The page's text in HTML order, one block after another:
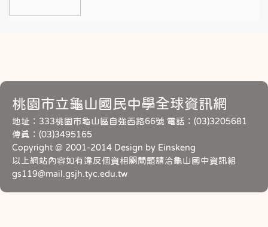
桃園市立龜山國民中學全球資訊網
地址：333桃園市龜山區自強西路66號 電話：(03)3205681
傳真：(03)3495165
Copyright @ 2001-2014 Design by Einskeng
以上網站內容如有違反個資相關問題請洽龜山國中資訊組
gs119@mail.gsjh.tyc.edu.tw